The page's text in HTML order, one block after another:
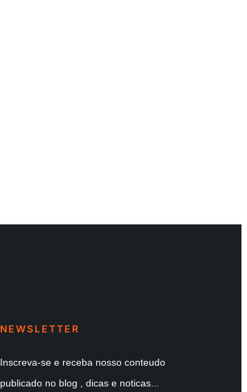
NEWSLETTER
Inscreva-se e receba nosso conteudo
publicado no blog , dicas e noticas...